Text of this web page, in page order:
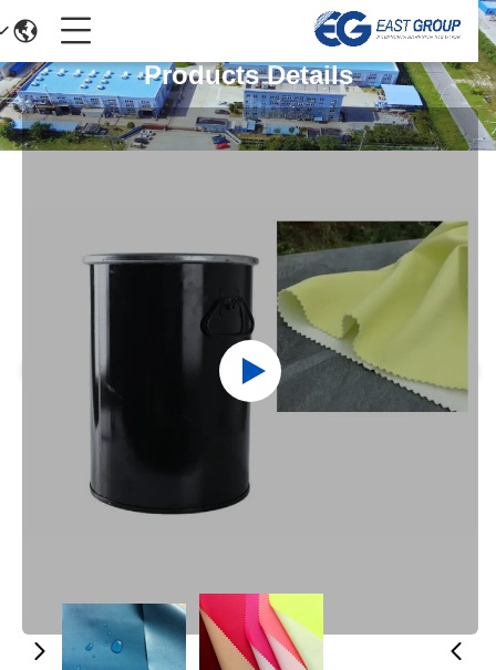
Products Details